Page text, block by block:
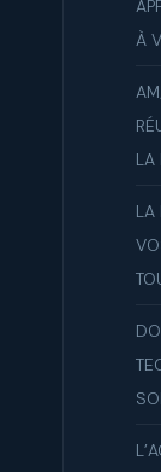
À
LA
LA